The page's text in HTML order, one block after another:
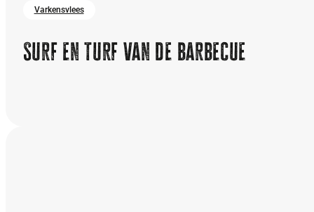
Varkensvlees
Surf en turf van de barbecue